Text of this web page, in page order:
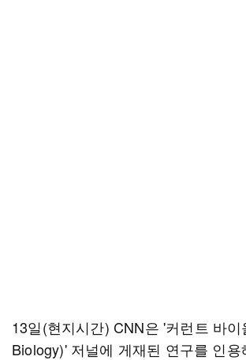
13일(현지시간) CNN은 '커런트 바
Biology)' 저널에 게재된 연구를 인용